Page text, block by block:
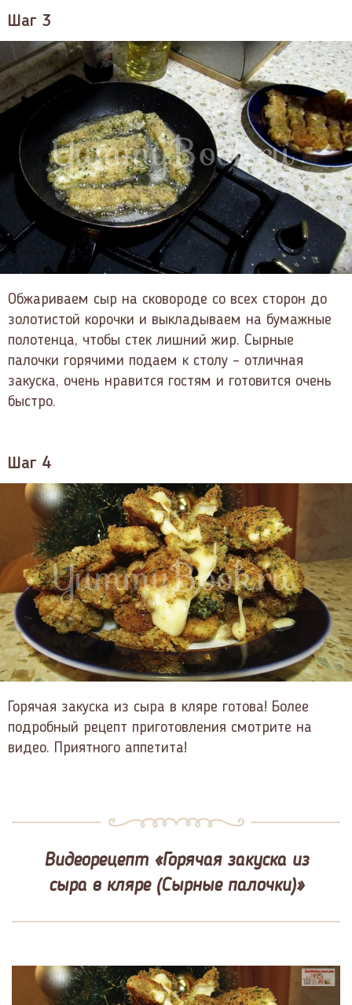
Шаг 3
Обжариваем сыр на сковороде со всех сторон до
золотистой корочки и выкладываем на бумажные
полотенца, чтобы стек лишний жир. Сырные
палочки горячими подаем к столу – отличная
закуска, очень нравится гостям и готовится очень
быстро.
Шаг 4
Горячая закуска из сыра в кляре готова! Более
подробный рецепт приготовления смотрите на
видео. Приятного аппетита!
Видеорецепт «Горячая закуска из
сыра в кляре (Сырные палочки)»